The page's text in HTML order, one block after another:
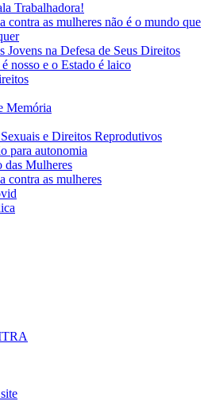
Trabalhadora!
contra as mulheres não é o mundo que
Jovens na Defesa de Seus Direitos
nosso e o Estado é laico
Memória
e Direitos Reprodutivos
para autonomia
das Mulheres
contra as mulheres